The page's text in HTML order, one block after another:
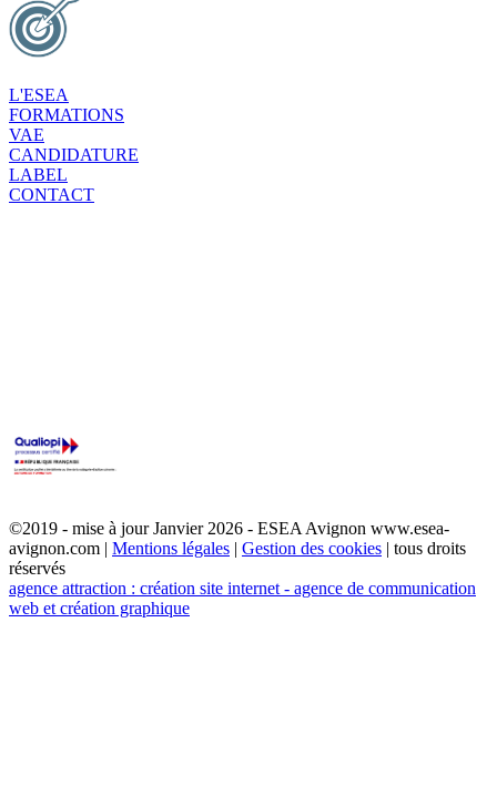
L'ESEA
FORMATIONS
VAE
CANDIDATURE
LABEL
CONTACT
©2019 - mise à jour Janvier 2026 - ESEA Avignon www.esea-
avignon.com | Mentions légales | Gestion des cookies | tous droits
réservés
agence attraction : création site internet - agence de communication
web et création graphique